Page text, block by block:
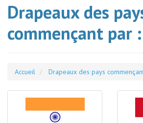
Drapeaux des
commençant par
Accueil Drapeaux des pays